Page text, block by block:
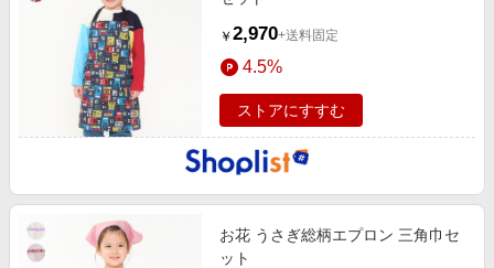
￥ 2,970+送料固定
4.5%
ストアにすすむ
お花 うさぎ総柄エプロン 三角巾セ
ット